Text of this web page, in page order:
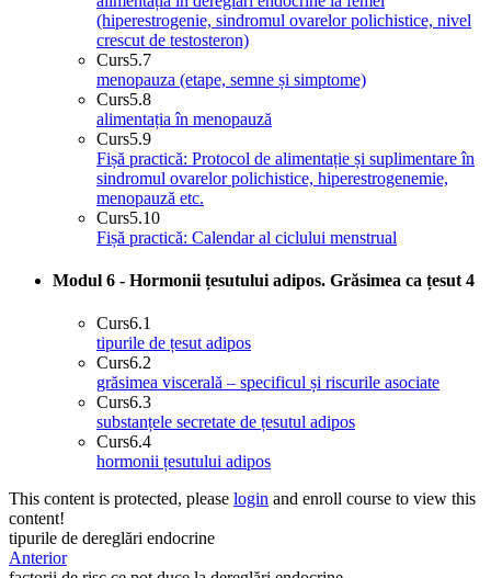
(hiperestrogenie, sindromul ovarelor polichistice, nivel
crescut de testosteron)
Curs5.7
menopauza (etape, semne și simptome)
Curs5.8
alimentația în menopauză
Curs5.9
Fișă practică: Protocol de alimentație și suplimentare în
sindromul ovarelor polichistice, hiperestrogenemie,
menopauză etc.
Curs5.10
Fișă practică: Calendar al ciclului menstrual
Modul 6 - Hormonii țesutului adipos. Grăsimea ca țesut 4
Curs6.1
tipurile de țesut adipos
Curs6.2
grăsimea viscerală – specificul și riscurile asociate
Curs6.3
substanțele secretate de țesutul adipos
Curs6.4
hormonii țesutului adipos
This content is protected, please login and enroll course to view this
content!
tipurile de dereglări endocrine
Anterior